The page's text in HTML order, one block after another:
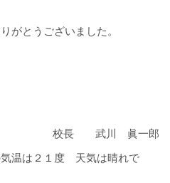
がとうございました。
校長 武川 眞一郎
温は２１度 天気は晴れで